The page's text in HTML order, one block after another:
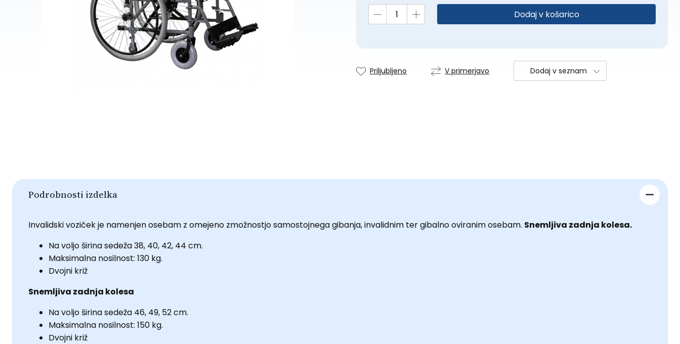
Dodaj v košarico
Priljubljeno V primerjavo Dodaj v seznam
Podrobnosti izdelka
Invalidski voziček je namenjen osebam z omejeno zmožnostjo samostojnega gibanja, invalidnim ter gibalno oviranim osebam. Snemljiva zadnja kolesa.
Na voljo širina sedeža 38, 40, 42, 44 cm.
Maksimalna nosilnost: 130 kg.
Dvojni križ
Snemljiva zadnja kolesa
Na voljo širina sedeža 46, 49, 52 cm.
Maksimalna nosilnost: 150 kg.
Dvojni križ